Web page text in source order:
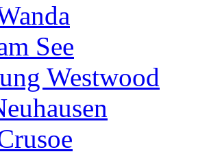
See
Westwood